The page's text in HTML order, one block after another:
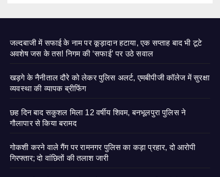
जल्दबाजी में सफाई के नाम पर कूड़ादान हटाया, एक सप्ताह बाद भी टूटे
अवशेष जस के तस! निगम की ‘सफाई’ पर उठे सवाल
खड़गे के नैनीताल दौरे को लेकर पुलिस अलर्ट, एमबीपीजी कॉलेज में सुरक्षा
व्यवस्था की व्यापक ब्रीफिंग
छह दिन बाद सकुशल मिला 12 वर्षीय शिवम, बनभूलपुरा पुलिस ने
गौलापार से किया बरामद
गोकशी करने वाले गैंग पर रामनगर पुलिस का कड़ा प्रहार, दो आरोपी
गिरफ्तार; दो वांछितों की तलाश जारी